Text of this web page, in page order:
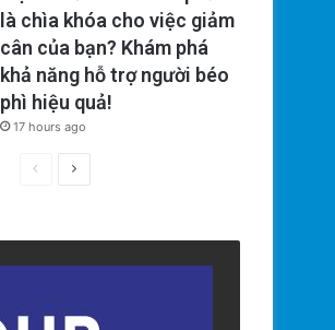
là chìa khóa cho việc giảm
cân của bạn? Khám phá
khả năng hỗ trợ người béo
phì hiệu quả!
17 hours ago
PreviousNext